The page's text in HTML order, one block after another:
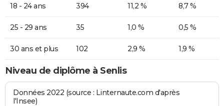
18 - 24 ans 394 11,2 % 8,7 %
25 - 29 ans 35 1,0 % 0,5 %
30 ans et plus 102 2,9 % 1,9 %
Niveau de diplôme à Senlis
Données 2022 (source : Linternaute.com d'après
l'Insee)